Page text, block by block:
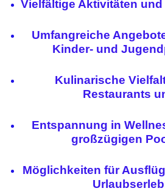
Vielfältige Aktivitäten
Umfangreiche
Kinder- und
Kulinarische
Restaurants
Entspannung in
großzügigen
Möglichkeiten für